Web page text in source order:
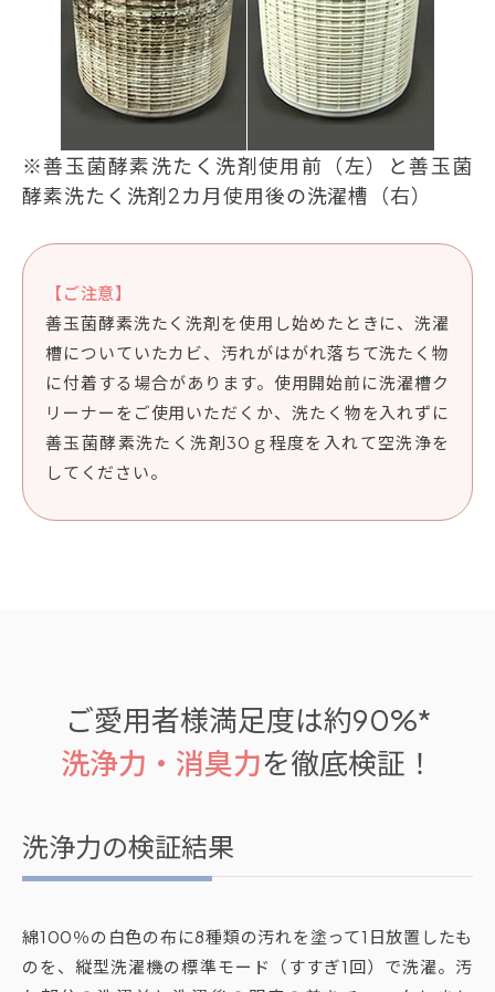
※善玉菌酵素洗たく洗剤使用前（左）と善玉菌
酵素洗たく洗剤2カ月使用後の洗濯槽（右）
【ご注意】
善玉菌酵素洗たく洗剤を使用し始めたときに、洗濯
槽についていたカビ、汚れがはがれ落ちて洗たく物
に付着する場合があります。使用開始前に洗濯槽ク
リーナーをご使用いただくか、洗たく物を入れずに
善玉菌酵素洗たく洗剤30ｇ程度を入れて空洗浄を
してください。
ご愛用者様満足度は約90%*
洗浄力・消臭力を徹底検証！
洗浄力の検証結果
綿100％の白色の布に8種類の汚れを塗って1日放置したも
のを、縦型洗濯機の標準モード（すすぎ1回）で洗濯。汚